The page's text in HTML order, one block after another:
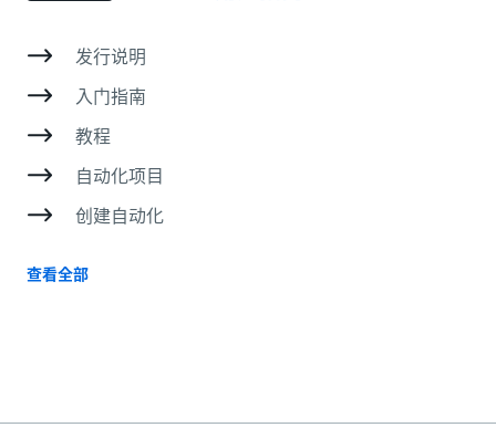
发行说明
入门指南
教程
自动化项目
创建自动化
查看全部